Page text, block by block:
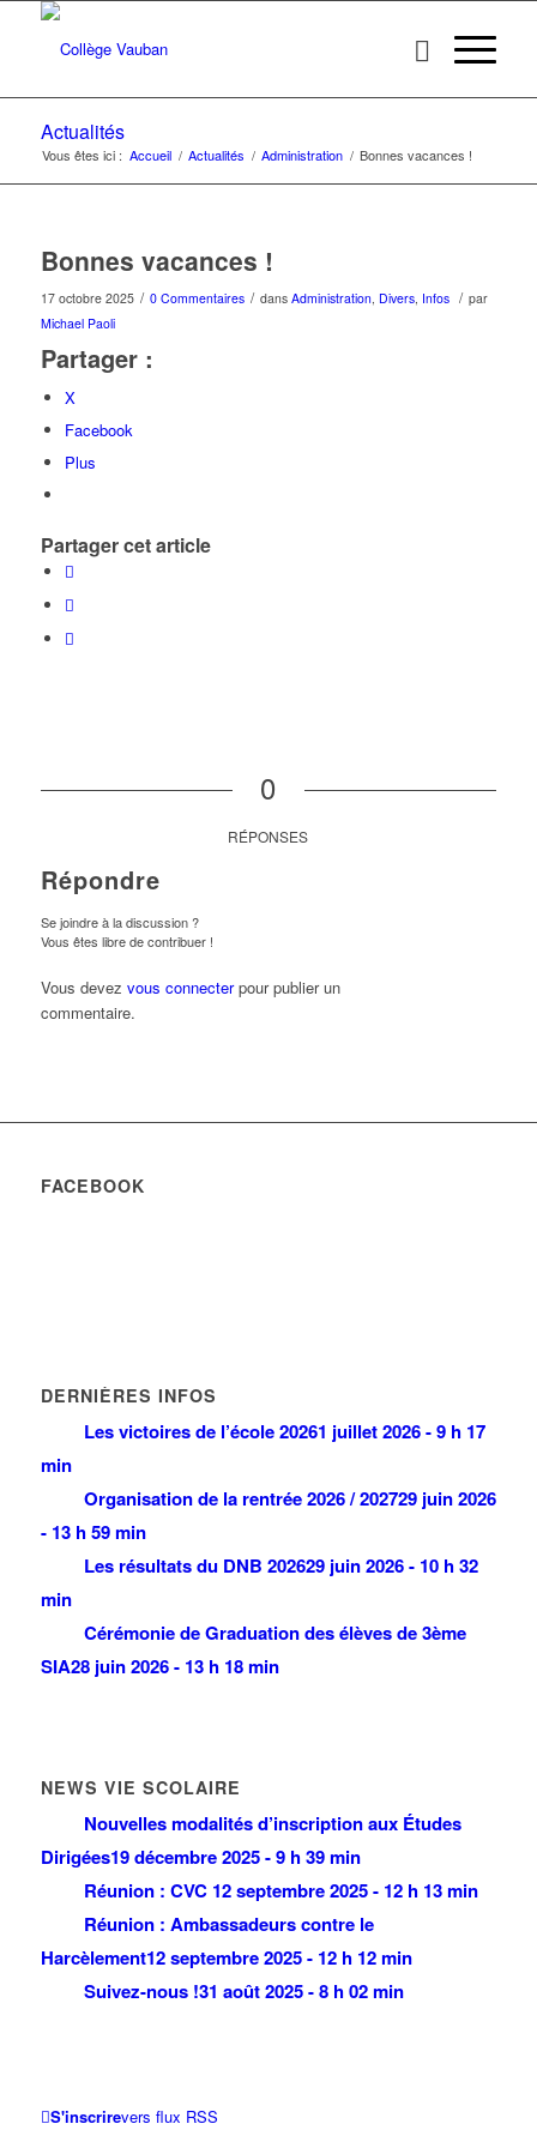
Actualités
Vous êtes ici : Accueil / Actualités / Administration / Bonnes vacances !
Bonnes vacances !
17 octobre 2025 / 0 Commentaires / dans Administration, Divers, Infos / par
Michael Paoli
Partager :
X
Facebook
Plus
Partager cet article
0
RÉPONSES
Répondre
Se joindre à la discussion ?
Vous êtes libre de contribuer !
Vous devez vous connecterpour publier un
commentaire.
FACEBOOK
DERNIÈRES INFOS
Les victoires de l’école 20261 juillet 2026 - 9 h 17
min
Organisation de la rentrée 2026 / 202729 juin 2026
- 13 h 59 min
Les résultats du DNB 202629 juin 2026 - 10 h 32
min
Cérémonie de Graduation des élèves de 3ème
SIA28 juin 2026 - 13 h 18 min
NEWS VIE SCOLAIRE
Nouvelles modalités d’inscription aux Études
Dirigées19 décembre 2025 - 9 h 39 min
Réunion : CVC 12 septembre 2025 - 12 h 13 min
Réunion : Ambassadeurs contre le
Harcèlement12 septembre 2025 - 12 h 12 min
Suivez-nous !31 août 2025 - 8 h 02 min
S'inscrirevers flux RSS